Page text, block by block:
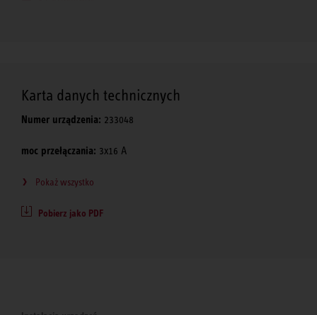
Karta danych technicznych
Numer urządzenia: 233048
moc przełączania: 3x16 A
Pokaż wszystko
Pobierz jako PDF